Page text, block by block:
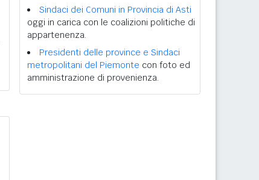
Sindaci dei Comuni in Provincia di Asti
oggi in carica con le coalizioni politiche di
appartenenza.
Presidenti delle province e Sindaci
metropolitani del Piemonte con foto ed
amministrazione di provenienza.